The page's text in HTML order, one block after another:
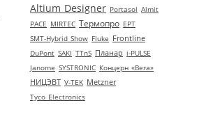
Altium Designer Portasol Almit
РАСЕ MIRTEC Термопро EPT
SMT-Hybrid Show Fluke Frontline
DuPont SAKI TTnS Планар i-PULSE
Janome SYSTRONIC Концерн «Вега»
НИЦЭВТ V‑TEK Metzner
Tyco Electronics